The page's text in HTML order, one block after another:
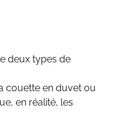
deux types de
couette en duvet ou
en réalité, les